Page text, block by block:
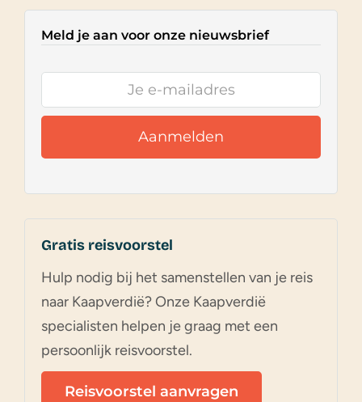
Meld je aan voor onze nieuwsbrief
Gratis reisvoorstel
Hulp nodig bij het samenstellen van je reis
naar Kaapverdië? Onze Kaapverdië
specialisten helpen je graag met een
persoonlijk reisvoorstel.
Reisvoorstel aanvragen